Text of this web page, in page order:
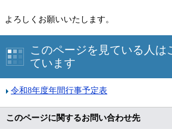
よろしくお願いいたします。
このページを見ている人は
ています
令和8年度年間行事予定表
このページに関するお問い合わせ先